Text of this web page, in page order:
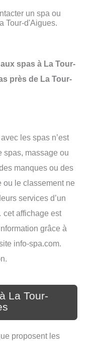
un spa ou
Tour-d'Aigues.
spas à La Tour-
près de La Tour-
les spas n’est
spas, massage ou
manques ou des
ou le classement ne
services d’un
affichage est
grâce à
info-spa.com.
La Tour-
proposent les